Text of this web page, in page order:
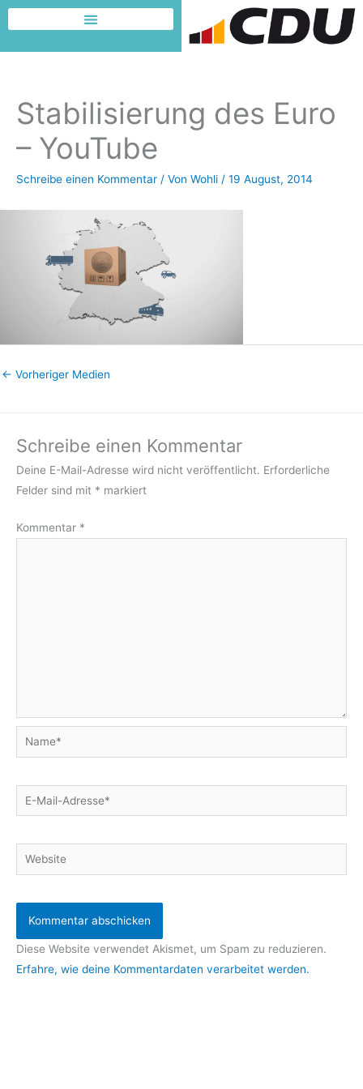
Zum
Inhalt
springen
Stabilisierung des Euro
– YouTube
Schreibe einen Kommentar / Von Wohli / 19 August, 2014
← Vorheriger Medien
Schreibe einen Kommentar
Deine E-Mail-Adresse wird nicht veröffentlicht. Erforderliche
Felder sind mit * markiert
Kommentar *
Name*
E-
Mail-
Website
Diese Website verwendet Akismet, um Spam zu reduzieren.
Erfahre, wie deine Kommentardaten verarbeitet werden.